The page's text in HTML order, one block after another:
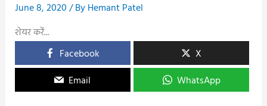
June 8, 2020/ ByHemant Patel
शेयर करें...
Facebook
X
Email
WhatsApp